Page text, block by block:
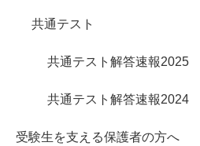
共通テスト
共通テスト解答速報2025
共通テスト解答速報2024
受験生を支える保護者の方へ